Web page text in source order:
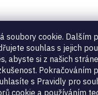
soubory cookie. Dalším
souhlas s jejich
abyste si z našich
Pokračováním
s Pravidly pro
cookie a používáním
5M, balkezes
paraméterek